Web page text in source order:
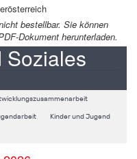
bestellbar. Sie können
Dokument herunterladen.
Soziales
Kinder und Jugend